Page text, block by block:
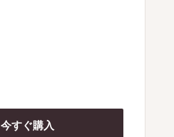
今すぐ購入